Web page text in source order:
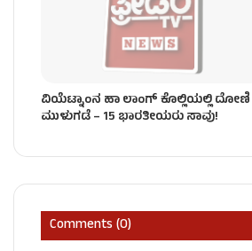
ವಿಯೆಟ್ನಾಂನ ಹಾ ಲಾಂಗ್ ಕೊಲ್ಲಿಯಲ್ಲಿ ದೋಣಿ
ಮುಳುಗಡೆ – 15 ಭಾರತೀಯರು ಸಾವು!
Comments (0)